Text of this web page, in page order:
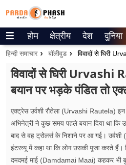
Trending on Google News
ePaper
वेब स्टोरीज
उत्तर प्रदेश
गैलरी
वीडियो
होम क्षेत्रीय देश दुनिया
हिन्दी समाचार बॉलीवुड
विवादों से घिरी Urvashi
बयान पर भड़के पंडित तो
एक्ट्रेस उर्वशी रौतेला (Urvashi Rautela) इन
अभिनेत्री ने कुछ समय पहले बयान दिया था कि
बाद से वह ट्रोलर्स के निशाने पर आ गई।
इंटरव्यू में कहा था कि लोग उसकी पूजा करते हैं।
दमदमई माई (Damdamai Maai) कहकर भी